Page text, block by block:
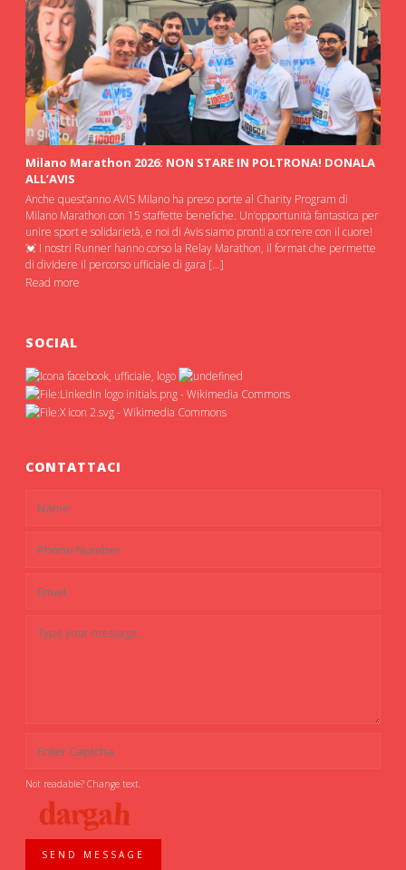
Milano Marathon 2026: NON STARE IN POLTRONA! DONALA
ALL’AVIS
Anche quest’anno AVIS Milano ha preso porte al Charity Program di
Milano Marathon con 15 staffette benefiche. Un’opportunità fantastica per
unire sport e solidarietà, e noi di Avis siamo pronti a correre con il cuore!
💓 I nostri Runner hanno corso la Relay Marathon, il format che permette
di dividere il percorso ufficiale di gara […]
Read more
SOCIAL
CONTATTACI
Not readable? Change text.
SEND MESSAGE